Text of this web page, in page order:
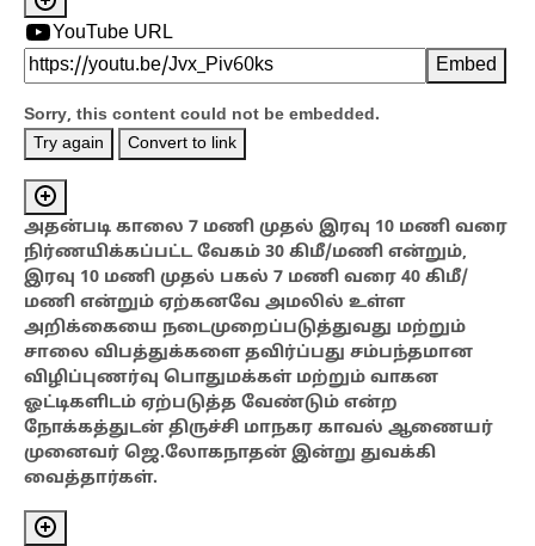
YouTube URL
Embed
Sorry, this content could not be embedded.
Try again
Convert to link
அதன்படி காலை 7 மணி முதல் இரவு 10 மணி வரை
நிர்ணயிக்கப்பட்ட வேகம் 30 கிமீ/மணி என்றும்,
இரவு 10 மணி முதல் பகல் 7 மணி வரை 40 கிமீ/
மணி என்றும் ஏற்கனவே அமலில் உள்ள
அறிக்கையை நடைமுறைப்படுத்துவது மற்றும்
சாலை விபத்துக்களை தவிர்ப்பது சம்பந்தமான
விழிப்புணர்வு பொதுமக்கள் மற்றும் வாகன
ஓட்டிகளிடம் ஏற்படுத்த வேண்டும் என்ற
நோக்கத்துடன் திருச்சி மாநகர காவல் ஆணையர்
முனைவர் ஜெ.லோகநாதன் இன்று துவக்கி
வைத்தார்கள்.